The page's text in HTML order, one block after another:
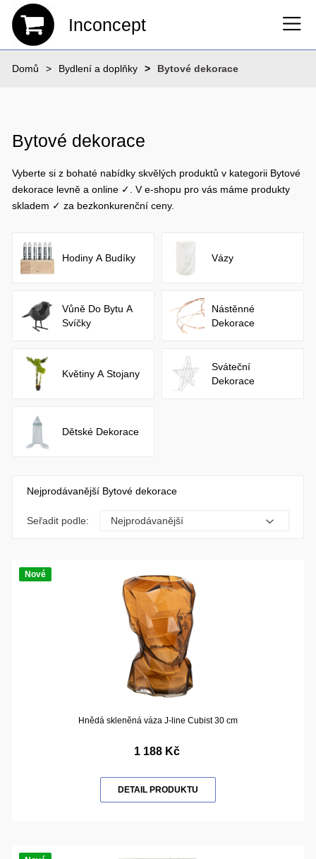
Inconcept
Domů Bydlení a doplňky Bytové dekorace
Bytové dekorace
Vyberte si z bohaté nabídky skvělých produktů v kategorii Bytové
dekorace levně a online ✓. V e-shopu pro vás máme produkty
skladem ✓ za bezkonkurenční ceny.
Hodiny A Budíky Vázy
Vůně Do Bytu A
Svíčky
Nástěnné
Dekorace
Květiny A Stojany
Sváteční
Dekorace
Dětské Dekorace
Nejprodávanější Bytové dekorace
Seřadit podle:
Nové
Hnědá skleněná váza J-line Cubist 30 cm
1 188 Kč
DETAIL PRODUKTU